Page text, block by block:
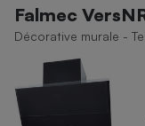
Falmec
Décorative murale -